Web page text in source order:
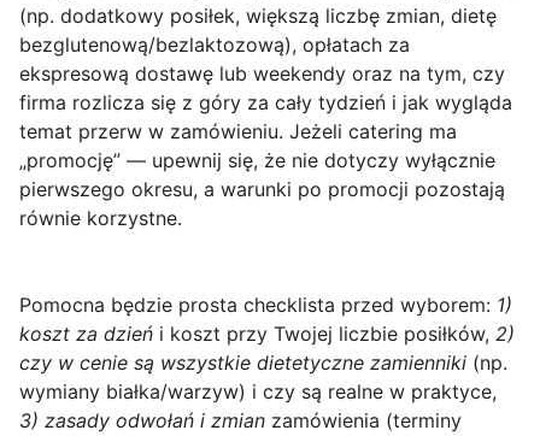
(np. dodatkowy posiłek, większą liczbę zmian, dietę
bezglutenową/bezlaktozową), opłatach za
ekspresową dostawę lub weekendy oraz na tym, czy
firma rozlicza się z góry za cały tydzień i jak wygląda
temat przerw w zamówieniu. Jeżeli catering ma
„promocję” — upewnij się, że nie dotyczy wyłącznie
pierwszego okresu, a warunki po promocji pozostają
równie korzystne.
Pomocna będzie prosta checklista przed wyborem: 1)
koszt za dzień i koszt przy Twojej liczbie posiłków, 2)
czy w cenie są wszystkie dietetyczne zamienniki (np.
wymiany białka/warzyw) i czy są realne w praktyce,
3) zasady odwołań i zmian zamówienia (terminy